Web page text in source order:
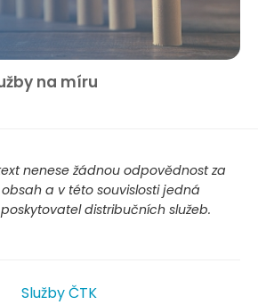
na míru
nenese žádnou odpovědnost za
a v této souvislosti jedná
distribučních služeb.
Služby ČTK